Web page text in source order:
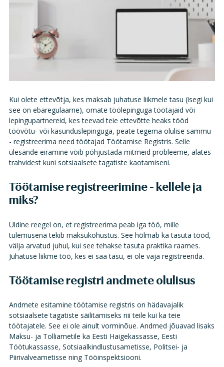
Kui olete ettevõtja, kes maksab juhatuse liikmele tasu (isegi kui
see on ebaregulaarne), omate töölepinguga töötajaid või
lepingupartnereid, kes teevad teie ettevõtte heaks tööd
töövõtu- või käsunduslepinguga, peate tegema olulise sammu
- registreerima need töötajad Töötamise Registris. Selle
ülesande eiramine võib põhjustada mitmeid probleeme, alates
trahvidest kuni sotsiaalsete tagatiste kaotamiseni.
Töötamise registreerimine - kellele ja
miks?
Üldine reegel on, et registreerima peab iga töö, mille
tulemusena tekib maksukohustus. See hõlmab ka tasuta tööd,
välja arvatud juhul, kui see tehakse tasuta praktika raames.
Juhatuse liikme töö, kes ei saa tasu, ei ole vaja registreerida.
Töötamise registri andmete olulisus
Andmete esitamine töötamise registris on hädavajalik
sotsiaalsete tagatiste säilitamiseks nii teile kui ka teie
töötajatele. See ei ole ainult vorminõue. Andmed jõuavad lisaks
Maksu- ja Tolliametile ka Eesti Haigekassasse, Eesti
Töötukassasse, Sotsiaalkindlustusametisse, Politsei- ja
Piirivalveametisse ning Tööinspektsiooni.